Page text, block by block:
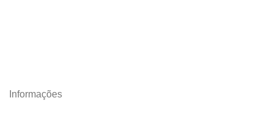
Informações